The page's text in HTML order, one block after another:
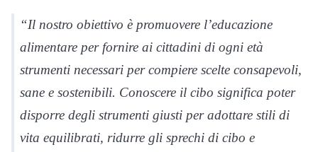
“Il nostro obiettivo è promuovere l’educazione
alimentare per fornire ai cittadini di ogni età
strumenti necessari per compiere scelte consapevoli,
sane e sostenibili. Conoscere il cibo significa poter
disporre degli strumenti giusti per adottare stili di
vita equilibrati, ridurre gli sprechi di cibo e